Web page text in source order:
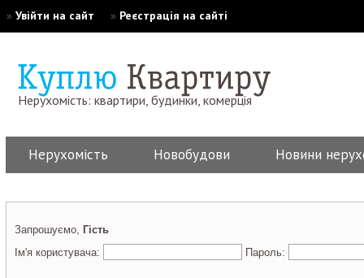
» Увійти на сайт » Реєстрація на сайті
Нерухомість: квартири, будинки, комерція
Нерухомість Новобудови Новини
Запрошуємо, Гість
Ім'я користувача:
Пароль: